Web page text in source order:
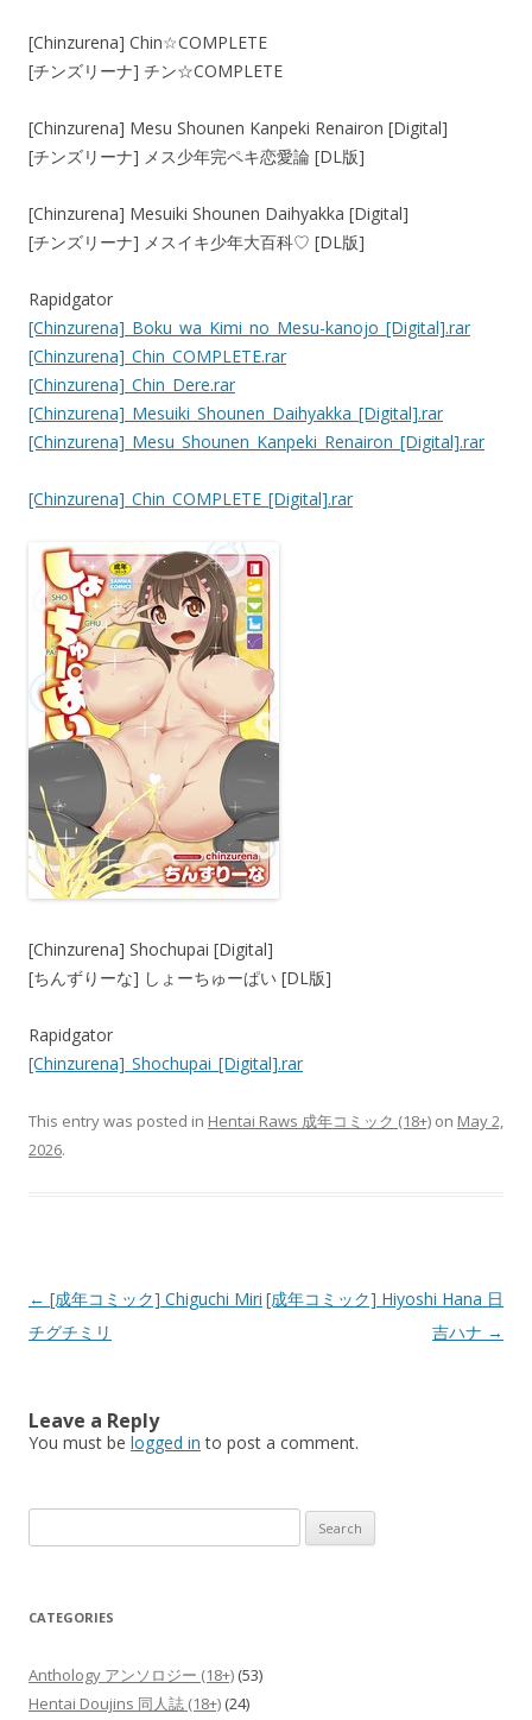
[Chinzurena] Chin☆COMPLETE
[チンズリーナ] チン☆COMPLETE
[Chinzurena] Mesu Shounen Kanpeki Renairon [Digital]
[チンズリーナ] メス少年完ペキ恋愛論 [DL版]
[Chinzurena] Mesuiki Shounen Daihyakka [Digital]
[チンズリーナ] メスイキ少年大百科♡ [DL版]
Rapidgator
[Chinzurena]_Boku_wa_Kimi_no_Mesu-kanojo_[Digital].rar
[Chinzurena]_Chin_COMPLETE.rar
[Chinzurena]_Chin_Dere.rar
[Chinzurena]_Mesuiki_Shounen_Daihyakka_[Digital].rar
[Chinzurena]_Mesu_Shounen_Kanpeki_Renairon_[Digital].rar
[Chinzurena]_Chin_COMPLETE_[Digital].rar
[Chinzurena] Shochupai [Digital]
[ちんずりーな] しょーちゅーぱい [DL版]
Rapidgator
[Chinzurena]_Shochupai_[Digital].rar
This entry was posted in Hentai Raws 成年コミック (18+) on May 2,
2026.
Post
navigation
← [成年コミック] Chiguchi Miri
チグチミリ
[成年コミック] Hiyoshi Hana 日
吉ハナ →
Leave a Reply
You must be logged in to post a comment.
for:
CATEGORIES
Anthology アンソロジー (18+) (53)
Hentai Doujins 同人誌 (18+) (24)